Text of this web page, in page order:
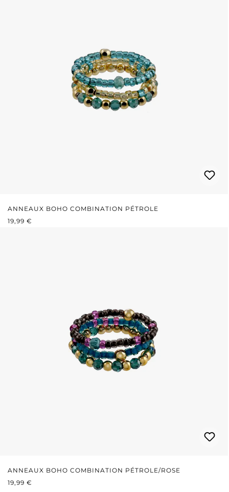
ANNEAUX BOHO COMBINATION PÉTROLE
PRIX RÉGULIER :
19,99 €
ANNEAUX BOHO COMBINATION PÉTROLE/ROSE
PRIX RÉGULIER :
19,99 €